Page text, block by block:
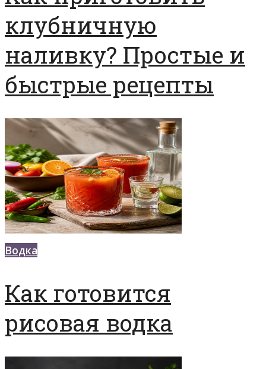
клубничную
наливку? Простые и
быстрые рецепты
Водка
Как готовится
рисовая водка